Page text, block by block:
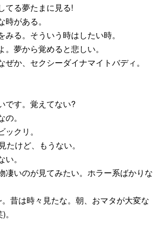
てる夢たまに見る!
がある。
る。そういう時はしたい時。
夢から覚めると悲しい。
ぜか、セクシーダイナマイトバディ。
です。覚えてない?
。
クリ。
たけど、もうない。
。
凄いのが見てみたい。ホラー系ばかりな
昔は時々見たな。朝、おマタが大変な